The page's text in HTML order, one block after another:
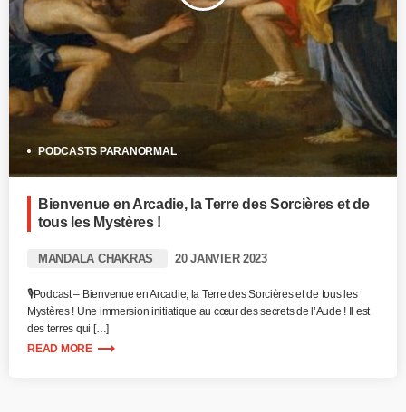
PODCASTS PARANORMAL
Bienvenue en Arcadie, la Terre des Sorcières et de
tous les Mystères !
MANDALA CHAKRAS 20 JANVIER 2023
🎙️Podcast – Bienvenue en Arcadie, la Terre des Sorcières et de tous les
Mystères ! Une immersion initiatique au cœur des secrets de l’Aude ! Il est
des terres qui […]
READ MORE trending_flat